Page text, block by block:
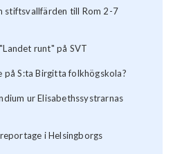
stiftsvallfärden till Rom 2-7
runt" på SVT
på S:ta Birgitta folkhögskola?
ur Elisabethssystrarnas
i Helsingborgs